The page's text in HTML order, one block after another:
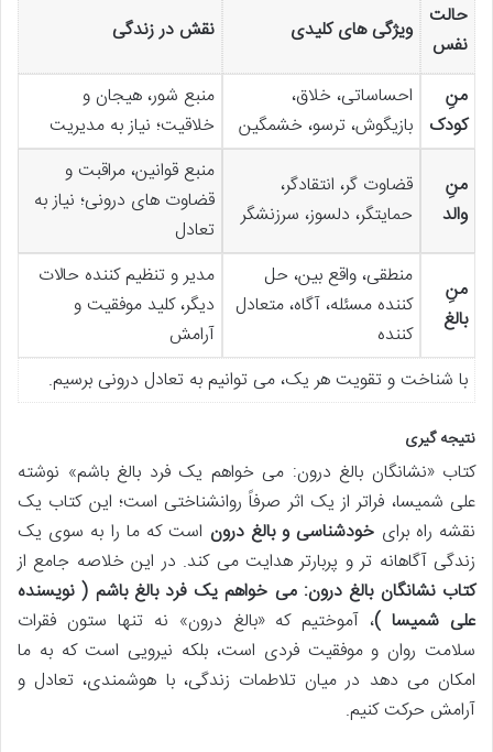
حالت
نفس
ویژگی های کلیدی نقش در زندگی
منِ
کودک
احساساتی، خلاق،
بازیگوش، ترسو، خشمگین
منبع شور، هیجان و
خلاقیت؛ نیاز به مدیریت
منِ
والد
قضاوت گر، انتقادگر،
حمایتگر، دلسوز، سرزنشگر
منبع قوانین، مراقبت و
قضاوت های درونی؛ نیاز به
تعادل
منِ
بالغ
منطقی، واقع بین، حل
کننده مسئله، آگاه، متعادل
کننده
مدیر و تنظیم کننده حالات
دیگر، کلید موفقیت و
آرامش
با شناخت و تقویت هر یک، می توانیم به تعادل درونی برسیم.
نتیجه گیری
کتاب «نشانگان بالغ درون: می خواهم یک فرد بالغ باشم» نوشته
علی شمیسا، فراتر از یک اثر صرفاً روانشناختی است؛ این کتاب یک
نقشه راه برای خودشناسی و بالغ درون است که ما را به سوی یک
زندگی آگاهانه تر و پربارتر هدایت می کند. در این خلاصه جامع از
کتاب نشانگان بالغ درون: می خواهم یک فرد بالغ باشم ( نویسنده
علی شمیسا )، آموختیم که «بالغ درون» نه تنها ستون فقرات
سلامت روان و موفقیت فردی است، بلکه نیرویی است که به ما
امکان می دهد در میان تلاطمات زندگی، با هوشمندی، تعادل و
آرامش حرکت کنیم.